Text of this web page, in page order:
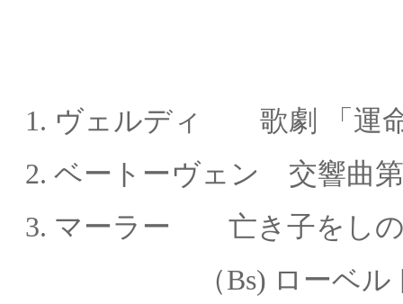
1. ヴェルディ 歌劇 「運
2. ベートーヴェン 交響曲
3. マーラー 亡き子をし
（Bs) ローベルト